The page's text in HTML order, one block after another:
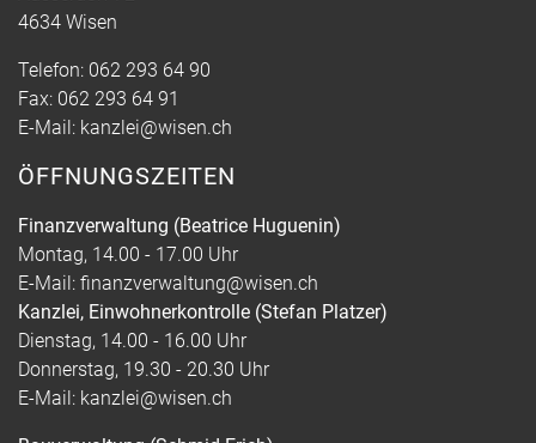
4634 Wisen
Telefon: 062 293 64 90
Fax: 062 293 64 91
E-Mail: kanzlei@wisen.ch
ÖFFNUNGSZEITEN
Finanzverwaltung (Beatrice Huguenin)
Montag, 14.00 - 17.00 Uhr
E-Mail: finanzverwaltung@wisen.ch
Kanzlei, Einwohnerkontrolle (Stefan Platzer)
Dienstag, 14.00 - 16.00 Uhr
Donnerstag, 19.30 - 20.30 Uhr
E-Mail: kanzlei@wisen.ch